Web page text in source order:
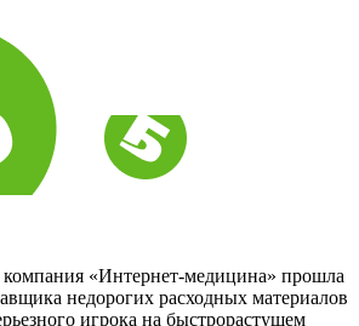
компания «Интернет-медицина» прошла
недорогих расходных материалов
игрока на быстрорастущем